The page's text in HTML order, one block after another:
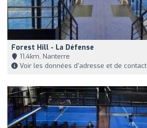
Forest Hill - La Défense
11,4km, Nanterre
Voir les données d'adresse et de contact